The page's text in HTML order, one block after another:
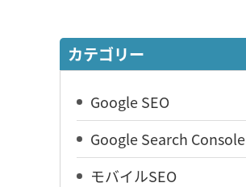
カテゴリー
Google SEO
Google Search Console
モバイルSEO